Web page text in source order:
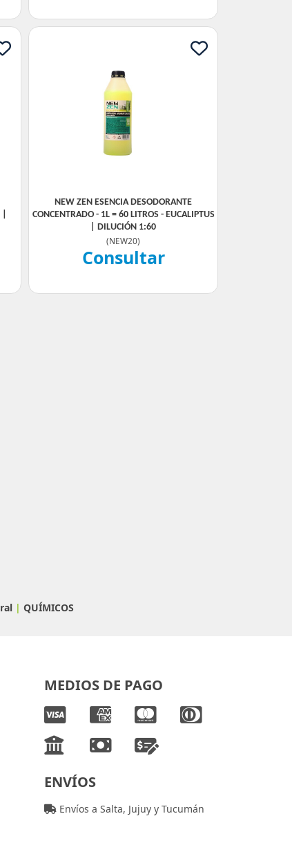
NEW ZEN ESENCIA DESODORANTE
CONCENTRADO - 1L = 60 LITROS - EUCALIPTUS
| DILUCIÓN 1:60
(NEW20)
Consultar
| QUÍMICOS
MEDIOS DE PAGO
ENVÍOS
Envíos a Salta, Jujuy y Tucumán